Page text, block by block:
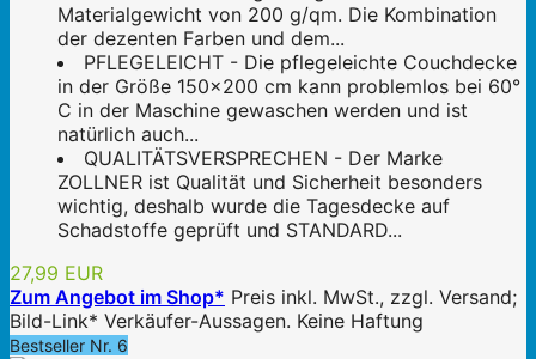
Materialgewicht von 200 g/qm. Die Kombination
der dezenten Farben und dem...
PFLEGELEICHT - Die pflegeleichte Couchdecke
in der Größe 150x200 cm kann problemlos bei 60°
C in der Maschine gewaschen werden und ist
natürlich auch...
QUALITÄTSVERSPRECHEN - Der Marke
ZOLLNER ist Qualität und Sicherheit besonders
wichtig, deshalb wurde die Tagesdecke auf
Schadstoffe geprüft und STANDARD...
27,99 EUR
Zum Angebot im Shop* Preis inkl. MwSt., zzgl. Versand;
Bild-Link* Verkäufer-Aussagen. Keine Haftung
Bestseller Nr. 6